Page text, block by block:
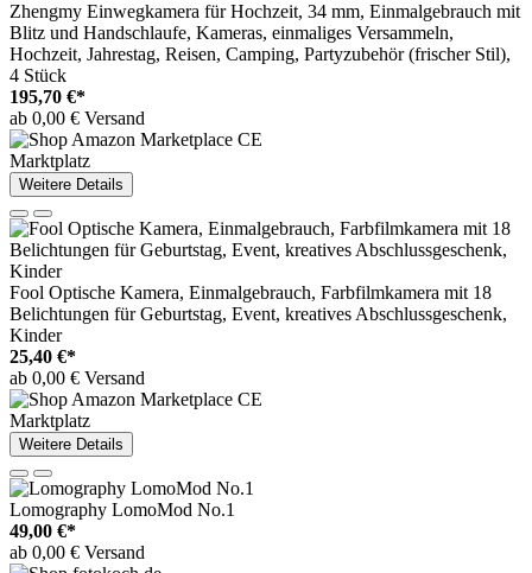
Zhengmy Einwegkamera für Hochzeit, 34 mm, Einmalgebrauch mit
Blitz und Handschlaufe, Kameras, einmaliges Versammeln,
Hochzeit, Jahrestag, Reisen, Camping, Partyzubehör (frischer Stil),
4 Stück
195,70 €*
ab 0,00 € Versand
Marktplatz
Weitere Details
Fool Optische Kamera, Einmalgebrauch, Farbfilmkamera mit 18
Belichtungen für Geburtstag, Event, kreatives Abschlussgeschenk,
Kinder
25,40 €*
ab 0,00 € Versand
Marktplatz
Weitere Details
Lomography LomoMod No.1
49,00 €*
ab 0,00 € Versand